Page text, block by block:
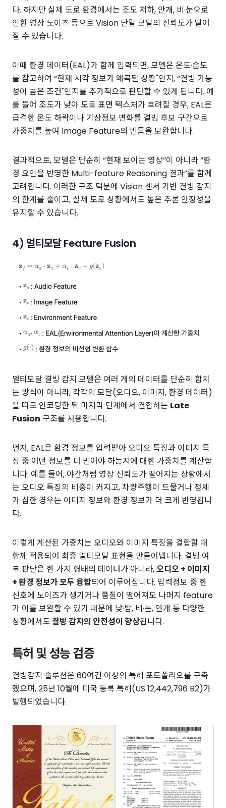
다. 하지만 실제 도로 환경에서는 조도 저하, 안개, 비·눈으로
인한 영상 노이즈 등으로 Vision 단일 모달의 신뢰도가 떨어
질 수 있습니다.
이때 환경 데이터(EAL)가 함께 입력되면, 모델은 온도·습도
를 참고하여 “현재 시각 정보가 왜곡된 상황"인지, “결빙 가능
성이 높은 조건"인지를 추가적으로 판단할 수 있게 됩니다. 예
를 들어 조도가 낮아 도로 표면 텍스처가 흐려질 경우, EAL은
급격한 온도 하락이나 기상정보 변화를 결빙 후보 구간으로
가중치를 높여 Image Feature의 빈틈을 보완합니다.
결과적으로, 모델은 단순히 “현재 보이는 영상”이 아니라 “환
경 요인을 반영한 Multi-feature Reasoning 결과”를 함께
고려합니다. 이러한 구조 덕분에 Vision 센서 기반 결빙 감지
의 한계를 줄이고, 실제 도로 상황에서도 높은 추론 안정성을
유지할 수 있습니다.
4) 멀티모달 Feature Fusion
멀티모달 결빙 감지 모델은 여러 개의 데이터를 단순히 합치
는 방식이 아니라, 각각의 모달(오디오, 이미지, 환경 데이터)
을 따로 인코딩한 뒤 마지막 단계에서 결합하는 Late
Fusion 구조를 사용합니다.
먼저, EAL은 환경 정보를 입력받아 오디오 특징과 이미지 특
징 중 어떤 정보를 더 믿어야 하는지에 대한 가중치를 계산합
니다. 예를 들어, 야간처럼 영상 신뢰도가 떨어지는 상황에서
는 오디오 특징의 비중이 커지고, 차량주행이 드물거나 정체
가 심한 경우는 이미지 정보와 환경 정보가 더 크게 반영됩니
다.
이렇게 계산된 가중치는 오디오와 이미지 특징을 결합할 때
함께 적용되어 최종 멀티모달 표현을 만들어냅니다. 결빙 여
부 판단은 한 가지 형태의 데이터가 아니라,오디오 + 이미지
+ 환경 정보가 모두 융합되어 이루어집니다. 입력정보 중 한
신호에 노이즈가 생기거나 품질이 떨어져도 나머지 feature
가 이를 보완할 수 있기 때문에 낮·밤, 비·눈, 안개 등 다양한
상황에서도 결빙 감지의 안전성이 향상됩니다.
특허 및 성능 검증
결빙감지 솔루션은 60여건 이상의 특허 포트폴리오를 구축
했으며, 25년 10월에 미국 등록 특허(US 12,442,796 B2)가
발행되었습니다.